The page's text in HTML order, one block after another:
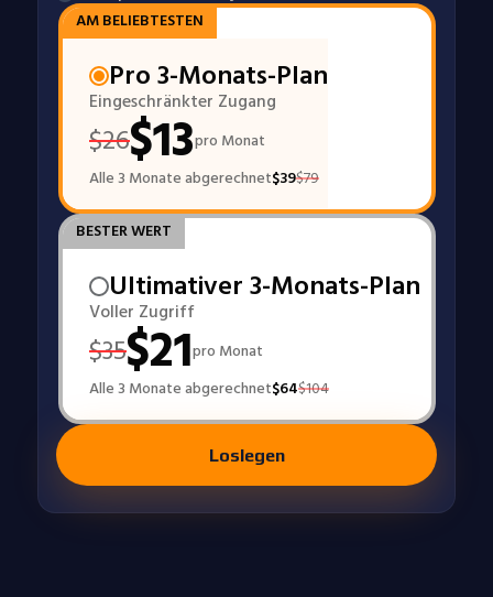
AM BELIEBTESTEN
Pro 3-Monats-Plan
Eingeschränkter Zugang
$26$13pro Monat
Alle 3 Monate abgerechnet$39$79
BESTER WERT
Ultimativer 3-Monats-Plan
Voller Zugriff
$35$21pro Monat
Alle 3 Monate abgerechnet$64$104
Loslegen